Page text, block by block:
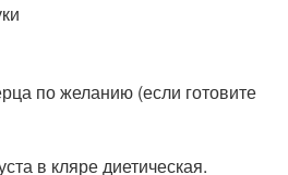
по желанию (если готовите